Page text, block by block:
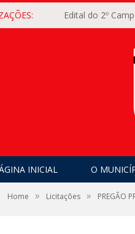
Edital do 2º
INICIAL O
Home » Licitações » PREGÃO